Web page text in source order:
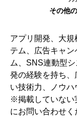
その他
アプリ開発、大
テム、広告キャ
ム、SNS連動型
発の経験を持ち
い技術力、ノウハ
※掲載していない
にお問い合わせく